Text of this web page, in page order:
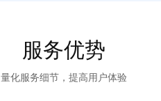
服务优势
量化服务细节，提高用户体验